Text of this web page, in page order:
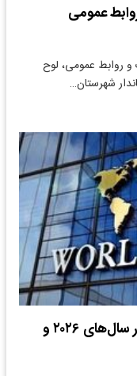
عمومی
و روابط عمومی، لوح
شهرستان…
پیش‌بینی کاهش قیمت سنگ‌آهن در سال‌های ۲۰۲۶ و